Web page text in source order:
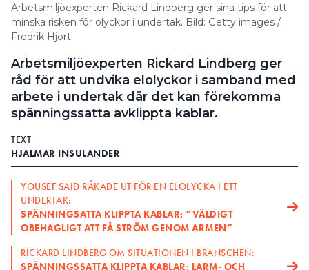
Arbetsmiljöexperten Rickard Lindberg ger sina tips för att
minska risken för olyckor i undertak. Bild: Getty images /
Fredrik Hjort
Arbetsmiljöexperten Rickard Lindberg ger
råd för att undvika elolyckor i samband med
arbete i undertak där det kan förekomma
spänningssatta avklippta kablar.
TEXT
HJALMAR INSULANDER
YOUSEF SAID RÅKADE UT FÖR EN ELOLYCKA I ETT
UNDERTAK:
SPÄNNINGSATTA KLIPPTA KABLAR: ”VÄLDIGT
OBEHAGLIGT ATT FÅ STRÖM GENOM ARMEN”
RICKARD LINDBERG OM SITUATIONEN I BRANSCHEN:
SPÄNNINGSSATTA KLIPPTA KABLAR: LARM- OCH